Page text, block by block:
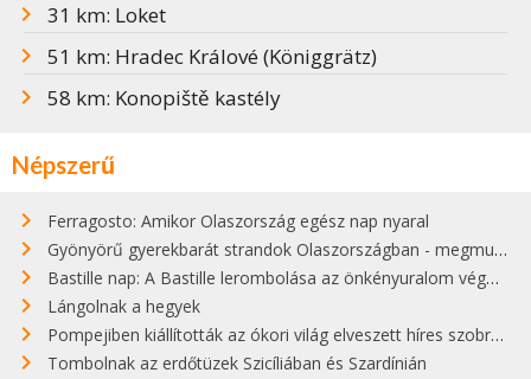
31 km: Loket
51 km: Hradec Králové (Königgrätz)
58 km: Konopiště kastély
Népszerű
Ferragosto: Amikor Olaszország egész nap nyaral
Gyönyörű gyerekbarát strandok Olaszországban - megmutatjuk a 15 legjobbat
Bastille nap: A Bastille lerombolása az önkényuralom végét jelentette
Lángolnak a hegyek
Pompejiben kiállították az ókori világ elveszett híres szobrának másolatát
Tombolnak az erdőtüzek Szicíliában és Szardínián